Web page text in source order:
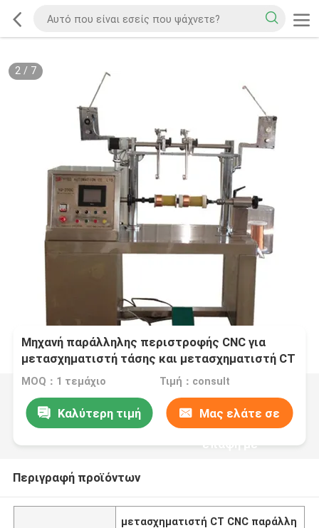
2/ 7
Μηχανή παράλληλης περιστροφής CNC για
μετασχηματιστή τάσης και μετασχηματιστή CT
για ηλεκτρική μόνωση
MOQ：1 τεμάχιο Τιμή：consult
Καλύτερη τιμή Μας ελάτε σε
επαφή με
Περιγραφή προϊόντων
μετασχηματιστή CT CNC παράλλη